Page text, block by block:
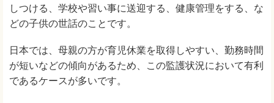
しつける、学校や習い事に送迎する、健康管理をする、な
どの子供の世話のことです。
日本では、母親の方が育児休業を取得しやすい、勤務時間
が短いなどの傾向があるため、この監護状況において有利
であるケースが多いです。